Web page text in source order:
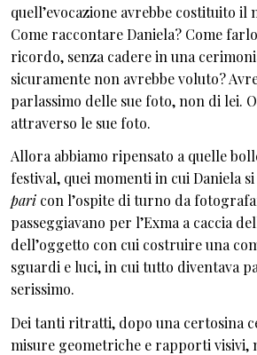
quell’evocazione avrebbe costituito il
Come raccontare Daniela? Come
ricordo, senza cadere in una
sicuramente non avrebbe voluto?
parlassimo delle sue foto, non di lei.
attraverso le sue foto.
Allora abbiamo ripensato a quelle
festival, quei momenti in cui Daniela
pari con l’ospite di turno da
passeggiavano per l’Exma a caccia
dell’oggetto con cui costruire una
sguardi e luci, in cui tutto diventava
serissimo.
Dei tanti ritratti, dopo una certosina
misure geometriche e rapporti visivi,